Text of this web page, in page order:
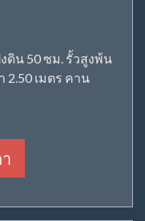
งดิน 50 ซม. รั้วสูงพ้น
2.50 เมตร คาน